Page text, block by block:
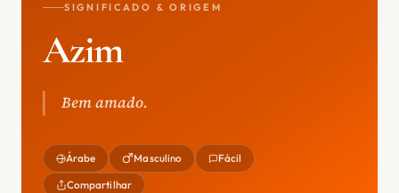
SIGNIFICADO & ORIGEM
Azim
Bem amado.
Árabe Masculino Fácil
Compartilhar